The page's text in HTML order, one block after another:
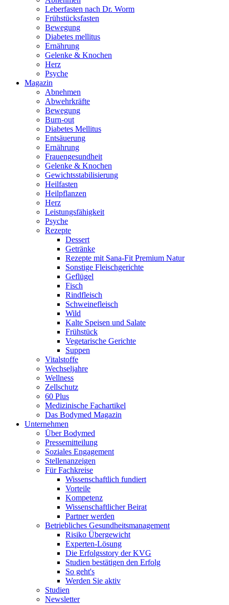
Leberfasten nach Dr. Worm
Frühstücksfasten
Bewegung
Diabetes mellitus
Ernährung
Gelenke & Knochen
Herz
Psyche
Magazin
Abnehmen
Abwehrkräfte
Bewegung
Burn-out
Diabetes Mellitus
Entsäuerung
Ernährung
Frauengesundheit
Gelenke & Knochen
Gewichtsstabilisierung
Heilfasten
Heilpflanzen
Herz
Leistungsfähigkeit
Psyche
Rezepte
Dessert
Getränke
Rezepte mit Sana-Fit Premium Natur
Sonstige Fleischgerichte
Geflügel
Fisch
Rindfleisch
Schweinefleisch
Wild
Kalte Speisen und Salate
Frühstück
Vegetarische Gerichte
Suppen
Vitalstoffe
Wechseljahre
Wellness
Zellschutz
60 Plus
Medizinische Fachartikel
Das Bodymed Magazin
Unternehmen
Über Bodymed
Pressemitteilung
Soziales Engagement
Stellenanzeigen
Für Fachkreise
Wissenschaftlich fundiert
Vorteile
Kompetenz
Wissenschaftlicher Beirat
Partner werden
Betriebliches Gesundheitsmanagement
Risiko Übergewicht
Experten-Lösung
Die Erfolgsstory der KVG
Studien bestätigen den Erfolg
So geht's
Werden Sie aktiv
Studien
Newsletter